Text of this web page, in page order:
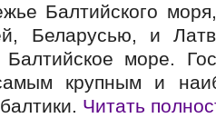
Балтийского
Беларусью, и
море.
крупным и
Читать